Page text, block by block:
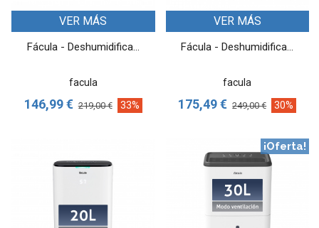
VER MÁS
Fácula - Deshumidifica...
facula
146,99 € 219,00 € 33%
VER MÁS
Fácula - Deshumidifica...
facula
175,49 € 249,00 € 30%
¡Oferta!